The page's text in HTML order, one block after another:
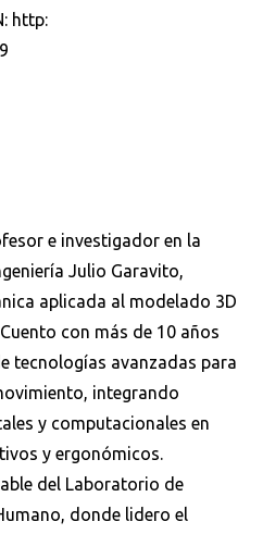
http:
e investigador en la
Julio Garavito,
aplicada al modelado 3D
con más de 10 años
tecnologías avanzadas para
integrando
y computacionales en
y ergonómicos.
del Laboratorio de
donde lidero el
Buscar